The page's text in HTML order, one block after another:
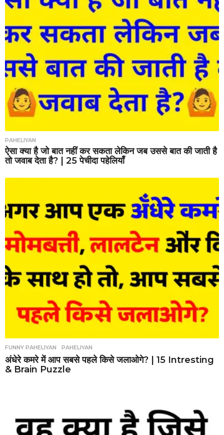
PAHELIYAN
ऐसा क्या है जो बात नहीं कर सकता लेकिन जब उससे बात की जाती है
तो जवाब देता है? | 25 पेचीदा पहेलियाँ
FUNNY PAHELIYAN ,PAHELIYAN
अंधेरे कमरे में आप सबसे पहले किसे जलाओगे? | 15 Intresting
& Brain Puzzle